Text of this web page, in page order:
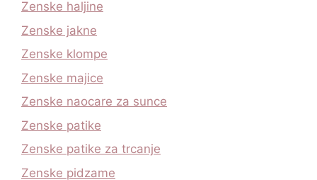
Zenske haljine
Zenske jakne
Zenske klompe
Zenske majice
Zenske naocare za sunce
Zenske patike
Zenske patike za trcanje
Zenske pidzame